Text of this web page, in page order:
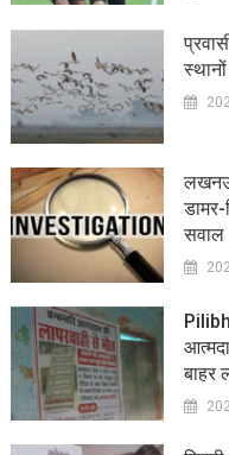
सवाल
बाहर